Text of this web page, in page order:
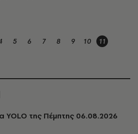
5 6 7 8 9 10 11
YOLO της Πέμπτης 06.08.2026